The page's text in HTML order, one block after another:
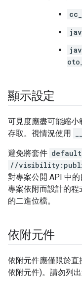
顯示設定
可見度應盡可能縮
存取。視情況使用
避免將套件
//
對專案公開 API 中
專案依附而設計的
的二進位檔。
依附元件
依附元件應僅限於直
依附元件)。請勿列出